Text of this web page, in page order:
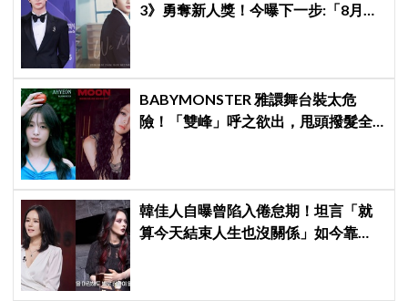
3》勇奪新人獎！今曝下一步:「8月底
BABYMONSTER 雅譞舞台裝太危
險！「雙峰」呼之欲出，甩頭撥髮全
韓佳人自曝曾陷入倦怠期！坦言「就
算今天結束人生也沒關係」如今靠